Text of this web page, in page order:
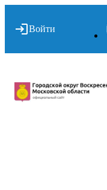
Войти